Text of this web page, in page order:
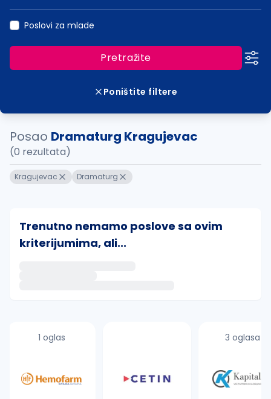
Poslovi za mlade
Pretražite
Poništite filtere
Posao Dramaturg Kragujevac
(0 rezultata)
Kragujevac Dramaturg
Trenutno nemamo poslove sa ovim
kriterijumima, ali...
proverite pravopisne greške (koristite č, ć, š, đ,
1 oglas 3 oglasa